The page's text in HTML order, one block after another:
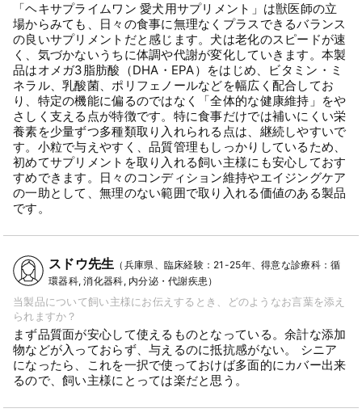
「ヘキサプライムワン 愛犬用サプリメント」は獣医師の立
場からみても、日々の食事に無理なくプラスできるバランス
の良いサプリメントだと感じます。犬は老化のスピードが速
く、気づかないうちに体調や代謝が変化していきます。本製
品はオメガ3脂肪酸（DHA・EPA）をはじめ、ビタミン・ミ
ネラル、乳酸菌、ポリフェノールなどを幅広く配合してお
り、特定の機能に偏るのではなく「全体的な健康維持」をや
さしく支える点が特徴です。特に食事だけでは補いにくい栄
養素を少量ずつ多種類取り入れられる点は、継続しやすいで
す。小粒で与えやすく、品質管理もしっかりしているため、
初めてサプリメントを取り入れる飼い主様にも安心しておす
すめできます。日々のコンディション維持やエイジングケア
の一助として、無理のない範囲で取り入れる価値のある製品
です。
スドウ先生 （兵庫県、臨床経験：21-25年、得意な診療科：循
環器科, 消化器科, 内分泌・代謝疾患）
当製品について飼い主様にお伝えするとき、どのようなお言葉を添え
られますか？
まず品質面が安心して使えるものとなっている。余計な添加
物などが入っておらず、与えるのに抵抗感がない。 シニア
になったら、これを一択で使っておけば多面的にカバー出来
るので、飼い主様にとっては楽だと思う。